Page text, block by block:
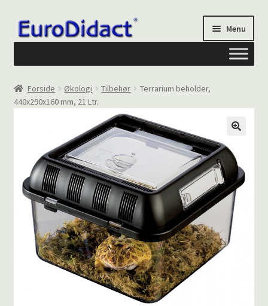
Spring
til
Spring
til
Menu
Om os
Kontakt formular
Din Konto
Forside Økologi Tilbehør
Terrarium beholder,
440x290x160 mm, 21 Ltr.